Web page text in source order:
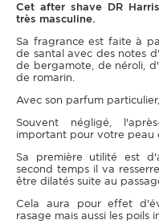
Cet after shave DR
très masculine.
Sa fragrance est faite à
de santal avec des notes
de bergamote, de néroli,
de romarin.
Avec son parfum
Souvent négligé,
important pour votre peau
Sa première utilité est
second temps il va
être dilatés suite au
Cela aura pour effet
rasage mais aussi les poils